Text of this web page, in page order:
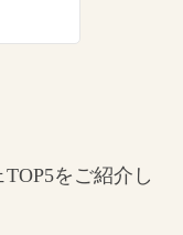
をご紹介し